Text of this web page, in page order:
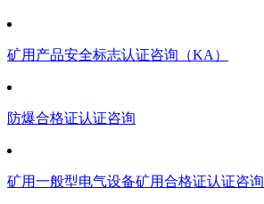
矿用产品安全标志认证咨询（KA）
防爆合格证认证咨询
矿用一般型电气设备矿用合格证认证咨询